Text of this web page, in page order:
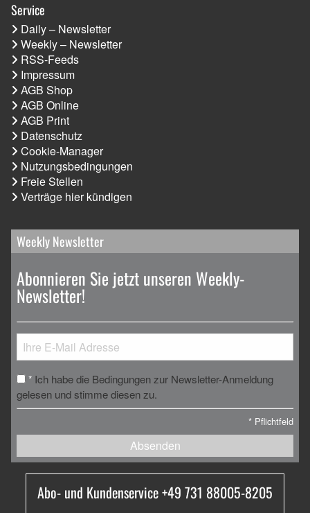
Service
Daily – Newsletter
Weekly – Newsletter
RSS-Feeds
Impressum
AGB Shop
AGB Online
AGB Print
Datenschutz
Cookie-Manager
Nutzungsbedingungen
Freie Stellen
Verträge hier kündigen
Weekly Newsletter
Abonnieren Sie jetzt unseren Weekly-
Newsletter!
* Ich habe die Bedingungen zur Newsletter-Anmeldung
gelesen und stimme diesen zu.
* Pflichtfeld
Absenden
Abo- und Kundenservice +49 731 88005-8205